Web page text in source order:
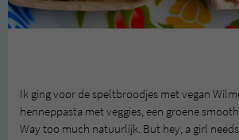
Ik ging voor de speltbroodjes met vegan
henneppasta met veggies, een groene
Way too much natuurlijk. But hey, a girl